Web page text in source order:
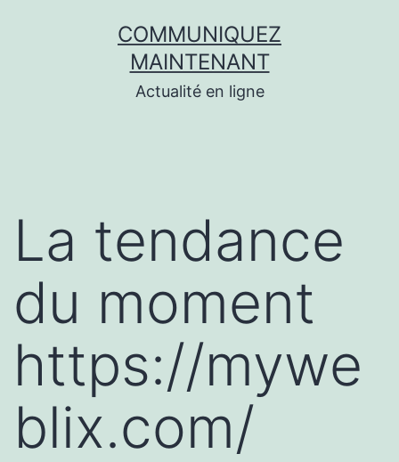
COMMUNIQUEZ
MAINTENANT
Actualité en ligne
La tendance
du moment
https://mywe
blix.com/